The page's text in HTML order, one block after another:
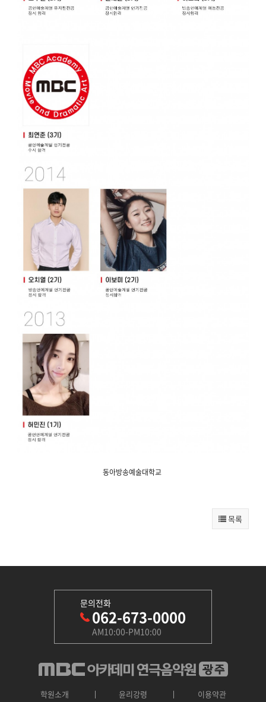
동아방송예술대학교
목록
문의전화
062-673-0000
AM10:00-PM10:00
학원소개 윤리강령
이용약관